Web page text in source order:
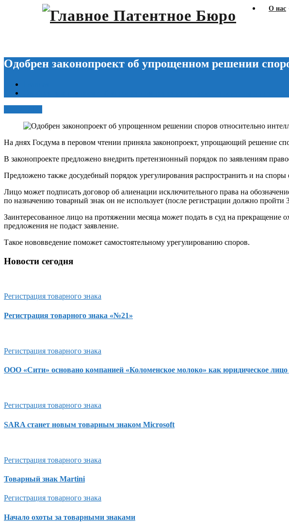
О нас
Одобрен законопроект об упрощенном решении
На днях Госдума в перовом чтении приняла законопроект, упрощающий решение
В законопроекте предложено внедрить претензионный порядок по заявлениям
Предложено также досудебный порядок урегулирования распространить и на
Лицо может подписать договор об алиенации исключительного права на
по назначению товарный знак он не использует (после регистрации должно пройти
Заинтересованное лицо на протяжении месяца может подать в суд на прекращение
предложения не подаст заявление.
Такое нововведение поможет самостоятельному урегулированию споров.
Новости сегодня
Регистрация товарного знака
Регистрация товарного знака «№21»
Регистрация товарного знака
ООО «Сити» основано компанией «Коломенское молоко» как юридическое
Регистрация товарного знака
SARA станет новым товарным знаком Microsoft
Регистрация товарного знака
Товарный знак Martini
Регистрация товарного знака
Начало охоты за товарными знаками